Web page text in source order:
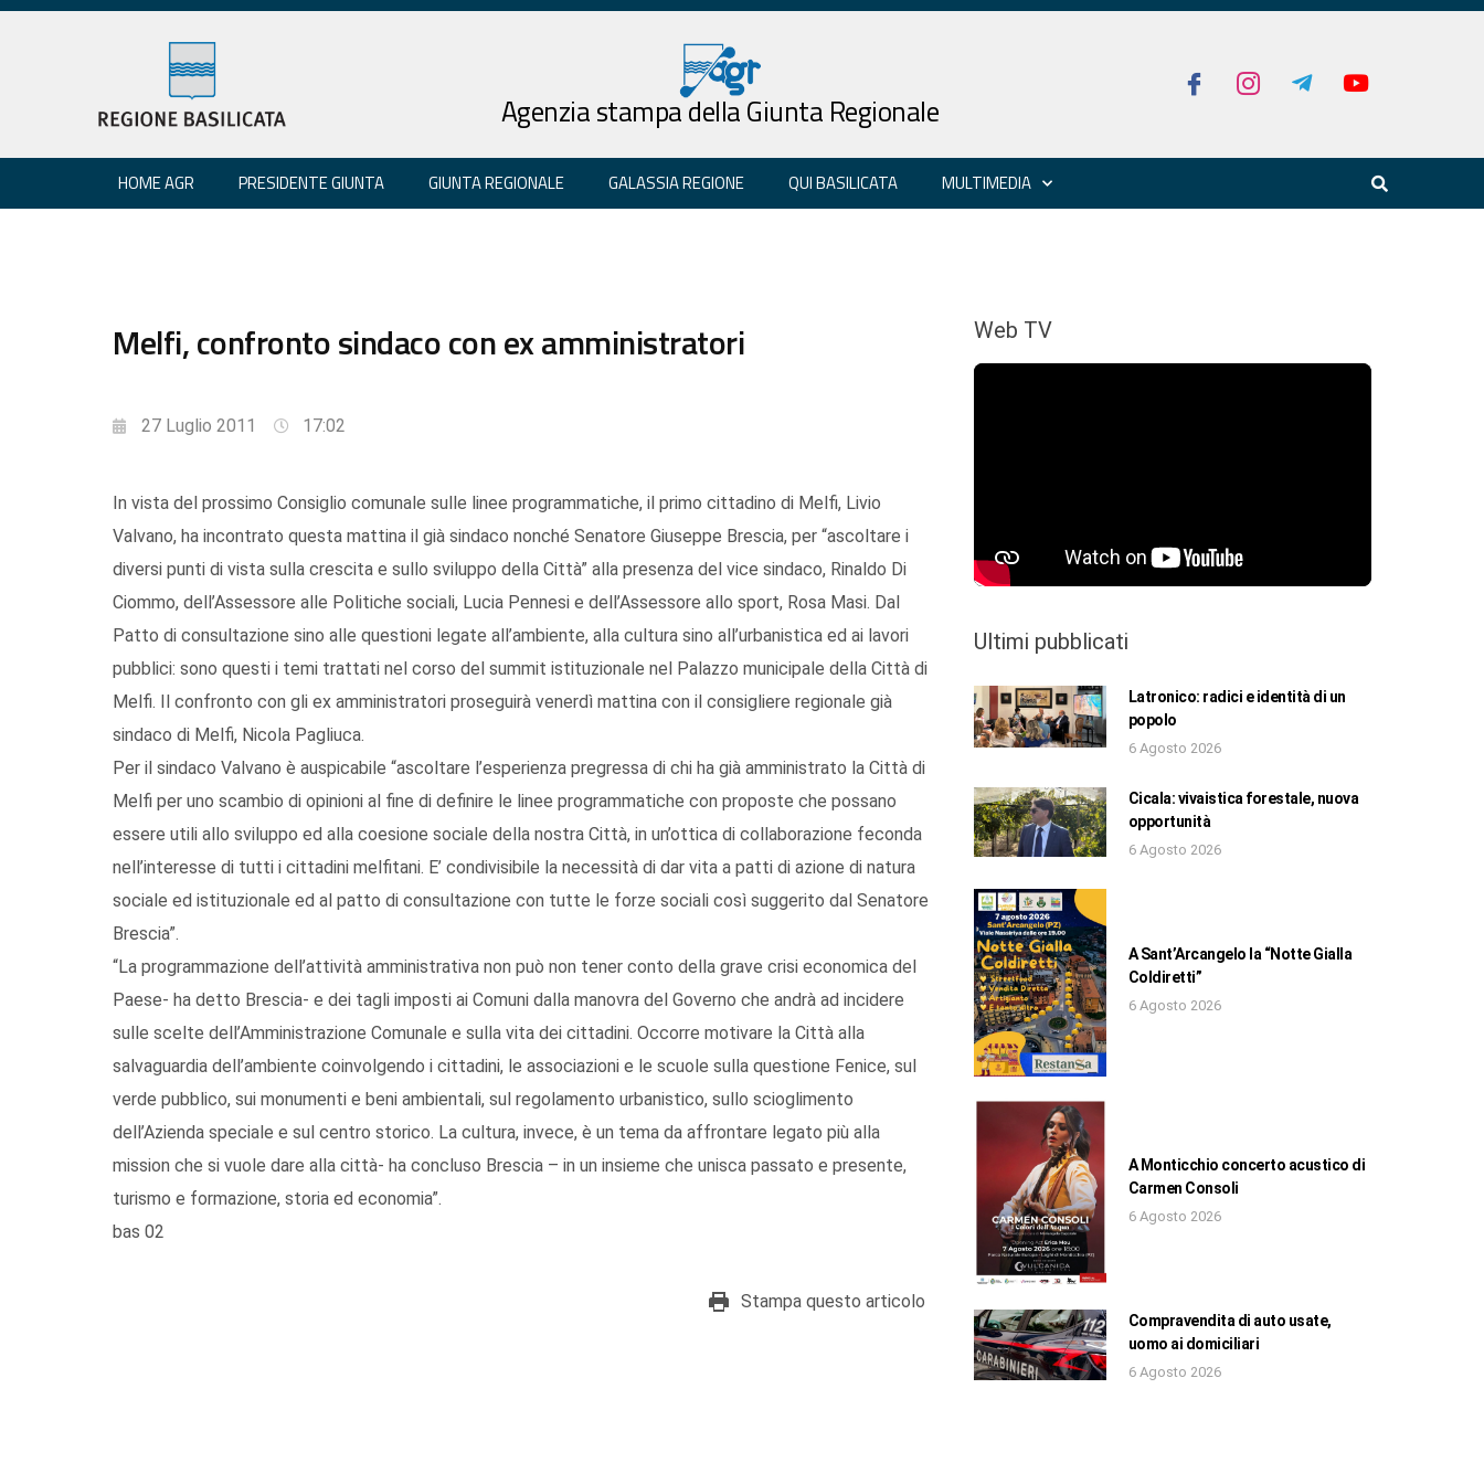
Agenzia stampa della Giunta Regionale
HOME AGR PRESIDENTE GIUNTA GIUNTA REGIONALE GALASSIA REGIONE QUI BASILICATA MULTIMEDIA
Melfi, confronto sindaco con ex amministratori
27 Luglio 2011 17:02
In vista del prossimo Consiglio comunale sulle linee programmatiche, il primo cittadino di Melfi, Livio
Valvano, ha incontrato questa mattina il già sindaco nonché Senatore Giuseppe Brescia, per “ascoltare i
diversi punti di vista sulla crescita e sullo sviluppo della Città” alla presenza del vice sindaco, Rinaldo Di
Ciommo, dell’Assessore alle Politiche sociali, Lucia Pennesi e dell’Assessore allo sport, Rosa Masi. Dal
Patto di consultazione sino alle questioni legate all’ambiente, alla cultura sino all’urbanistica ed ai lavori
pubblici: sono questi i temi trattati nel corso del summit istituzionale nel Palazzo municipale della Città di
Melfi. Il confronto con gli ex amministratori proseguirà venerdì mattina con il consigliere regionale già
sindaco di Melfi, Nicola Pagliuca.
Per il sindaco Valvano è auspicabile “ascoltare l’esperienza pregressa di chi ha già amministrato la Città di
Melfi per uno scambio di opinioni al fine di definire le linee programmatiche con proposte che possano
essere utili allo sviluppo ed alla coesione sociale della nostra Città, in un’ottica di collaborazione feconda
nell’interesse di tutti i cittadini melfitani. E’ condivisibile la necessità di dar vita a patti di azione di natura
sociale ed istituzionale ed al patto di consultazione con tutte le forze sociali così suggerito dal Senatore
Brescia”.
“La programmazione dell’attività amministrativa non può non tener conto della grave crisi economica del
Paese- ha detto Brescia- e dei tagli imposti ai Comuni dalla manovra del Governo che andrà ad incidere
sulle scelte dell’Amministrazione Comunale e sulla vita dei cittadini. Occorre motivare la Città alla
salvaguardia dell’ambiente coinvolgendo i cittadini, le associazioni e le scuole sulla questione Fenice, sul
verde pubblico, sui monumenti e beni ambientali, sul regolamento urbanistico, sullo scioglimento
dell’Azienda speciale e sul centro storico. La cultura, invece, è un tema da affrontare legato più alla
mission che si vuole dare alla città- ha concluso Brescia – in un insieme che unisca passato e presente,
turismo e formazione, storia ed economia”.
bas 02
Stampa questo articolo
Web TV
Ultimi pubblicati
Latronico: radici e identità di un
popolo
6 Agosto 2026
Cicala: vivaistica forestale, nuova
opportunità
6 Agosto 2026
A Sant’Arcangelo la “Notte Gialla
Coldiretti”
6 Agosto 2026
A Monticchio concerto acustico di
Carmen Consoli
6 Agosto 2026
Compravendita di auto usate,
uomo ai domiciliari
6 Agosto 2026